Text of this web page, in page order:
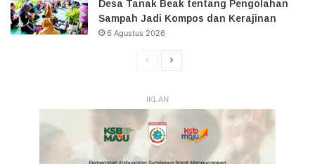
Desa Tanak Beak tentang Pengolahan
Sampah Jadi Kompos dan Kerajinan
6 Agustus 2026
HalamanHalaman
IKLAN